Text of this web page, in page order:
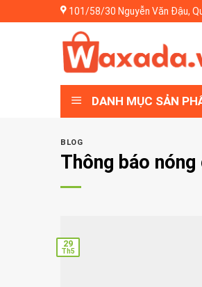
to
101/58/30 Nguyễn Văn Đậu,
DANH MỤC SẢN
BLOG
Thông báo
29
Th5